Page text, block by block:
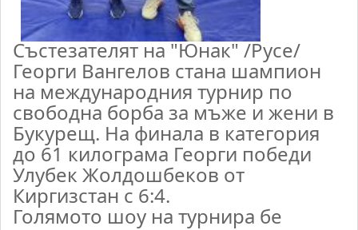
Състезателят на "Юнак" /Русе/
Георги Вангелов стана шампион
на международния турнир по
свободна борба за мъже и жени в
Букурещ. На финала в категория
до 61 килограма Георги победи
Улубек Жолдошбеков от
Киргизстан с 6:4.
Голямото шоу на турнира бе